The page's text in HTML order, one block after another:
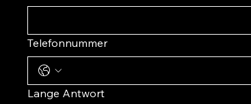
Telefonnummer
Lange Antwort